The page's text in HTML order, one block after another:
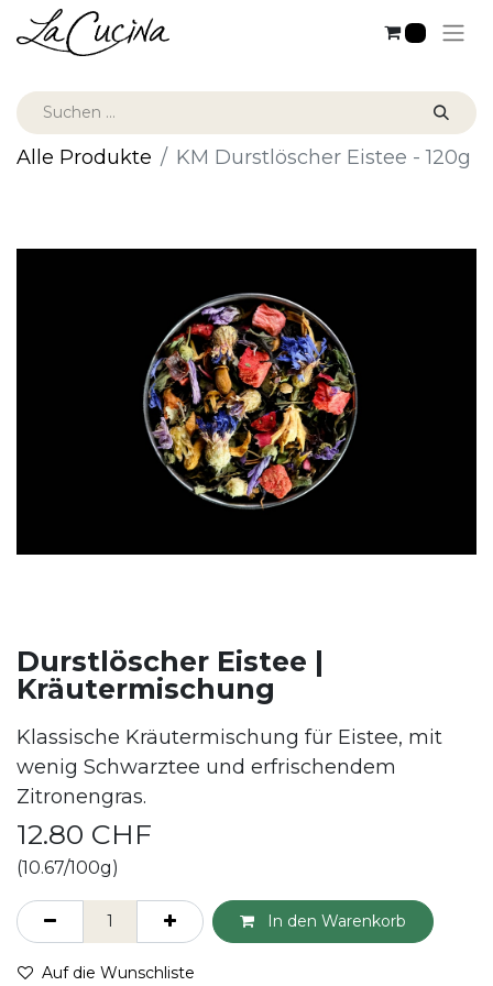
Alle Produkte KM Durstlöscher Eistee - 120g
Durstlöscher Eistee |
Kräutermischung
Klassische Kräutermischung für Eistee, mit
wenig Schwarztee und erfrischendem
Zitronengras.
12.80 CHF
(10.67/100g)
In den Warenkorb
Auf die Wunschliste